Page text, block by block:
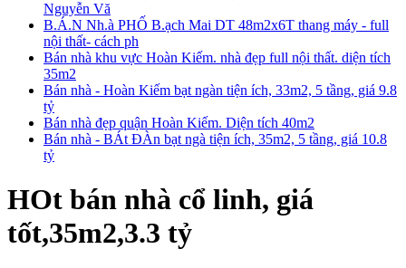
Nguyễn Vă
B.Á.N Nh.à PHỐ B.ạch Mai DT 48m2x6T thang máy - full
nội thất- cách ph
Bán nhà khu vực Hoàn Kiếm. nhà đẹp full nội thất. diện tích
35m2
Bán nhà - Hoàn Kiếm bạt ngàn tiện ích, 33m2, 5 tầng, giá 9.8
tỷ
Bán nhà đẹp quận Hoàn Kiếm. Diện tích 40m2
Bán nhà - BÁt ĐÀn bạt ngà tiện ích, 35m2, 5 tầng, giá 10.8
tỷ
HOt bán nhà cổ linh, giá
tốt,35m2,3.3 tỷ